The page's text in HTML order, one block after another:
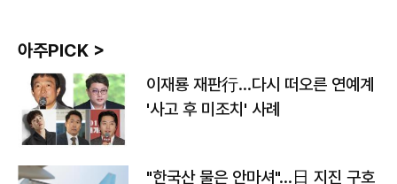
아주PICK >
이재룡 재판行…다시 떠오른 연예계
'사고 후 미조치' 사례
"한국산 물은 안마셔"…日 지진 구호